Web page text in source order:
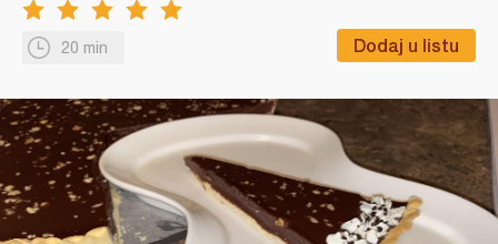
20 min Dodaj u listu